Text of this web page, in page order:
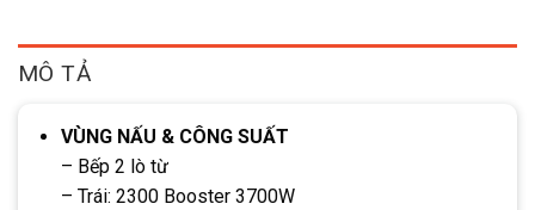
MÔ TẢ
VÙNG NẤU & CÔNG SUẤT
– Bếp 2 lò từ
– Trái: 2300 Booster 3700W